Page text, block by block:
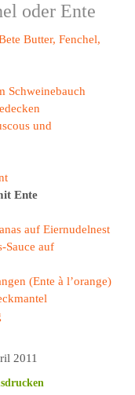
oder Ente
Butter, Fenchel,
Schweinebauch
und
Ente
auf Eiernudelnest
Sauce auf
(Ente à l’orange)
2011